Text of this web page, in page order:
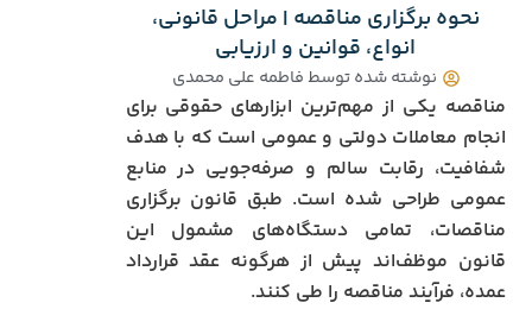
نحوه برگزاری مناقصه | مراحل قانونی،
انواع، قوانین و ارزیابی
نوشته شده توسطفاطمه علی محمدی
مناقصه یکی از مهم‌ترین ابزارهای حقوقی برای
انجام معاملات دولتی و عمومی است که با هدف
شفافیت، رقابت سالم و صرفه‌جویی در منابع
عمومی طراحی شده است. طبق قانون برگزاری
مناقصات، تمامی دستگاه‌های مشمول این
قانون موظف‌اند پیش از هرگونه عقد قرارداد
عمده، فرآیند مناقصه را طی کنند.